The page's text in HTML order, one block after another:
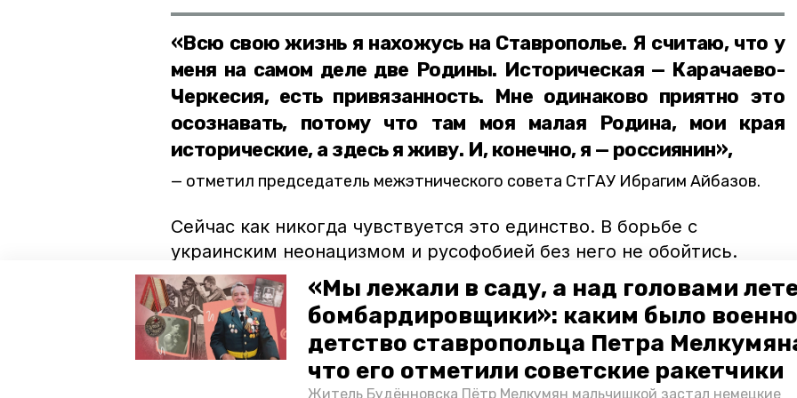
«Мы лежали в саду, а над головами
бомбардировщики»: каким было
детство ставропольца Петра
что его отметили советские ракетчики
Житель Будённовска Пётр Мелкумян мальчишкой застал немецкие
«Всю свою жизнь я нахожусь на Ставрополье. Я считаю, что у
меня на самом деле две Родины. Историческая — Карачаево-
Черкесия, есть привязанность. Мне одинаково приятно это
осознавать, потому что там моя малая Родина, мои края
исторические, а здесь я живу. И, конечно, я — россиянин»,
отметил председатель межэтнического совета СтГАУ Ибрагим Айбазов.
Сейчас как никогда чувствуется это единство. В борьбе с
украинским неонацизмом и русофобией без него не обойтись.
Политическое и экономическое давление не сломит Россию. Ведь
сплоченность всех народов и конфессий поможет и дальше
развивать социально-экономическую сферу государства и
сохранить суверенитет.